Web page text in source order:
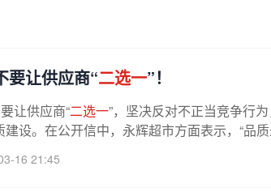
要让供应商“二选一”！
让供应商“二选一”，坚决反对不正当竞争行
设。在公开信中，永辉超市方面表示，“品
率先...
16 21:45